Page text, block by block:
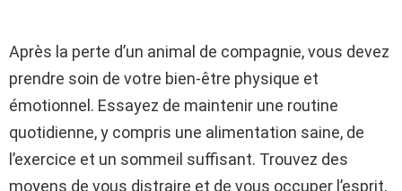
Après la perte d’un animal de compagnie, vous devez
prendre soin de votre bien-être physique et
émotionnel. Essayez de maintenir une routine
quotidienne, y compris une alimentation saine, de
l’exercice et un sommeil suffisant. Trouvez des
moyens de vous distraire et de vous occuper l’esprit,